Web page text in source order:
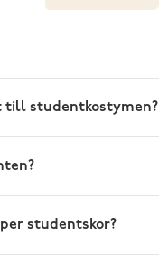
till studentkostymen?
studentskor?